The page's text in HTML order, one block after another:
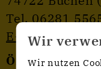
Wir
Wir nutzen
Tel. 06281
E-Mail